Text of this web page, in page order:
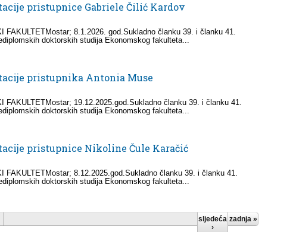
pristupnice Gabriele Čilić Kardov
FAKULTETMostar; 8.1.2026. god.Sukladno članku 39. i članku 41.
doktorskih studija Ekonomskog fakulteta...
pristupnika Antonia Muse
FAKULTETMostar; 19.12.2025.god.Sukladno članku 39. i članku 41.
doktorskih studija Ekonomskog fakulteta...
pristupnice Nikoline Čule Karačić
FAKULTETMostar; 8.12.2025.god.Sukladno članku 39. i članku 41.
doktorskih studija Ekonomskog fakulteta...
sljedeća
›
zadnja »